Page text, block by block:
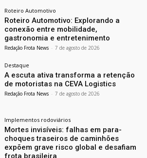
Roteiro Automotivo
Roteiro Automotivo: Explorando a
conexão entre mobilidade,
gastronomia e entretenimento
Redação Frota News - 7 de agosto de 2026
Destaque
A escuta ativa transforma a retenção
de motoristas na CEVA Logistics
Redação Frota News - 7 de agosto de 2026
Implementos rodoviários
Mortes invisíveis: falhas em para-
choques traseiros de caminhões
expõem grave risco global e desafiam
frota brasileira